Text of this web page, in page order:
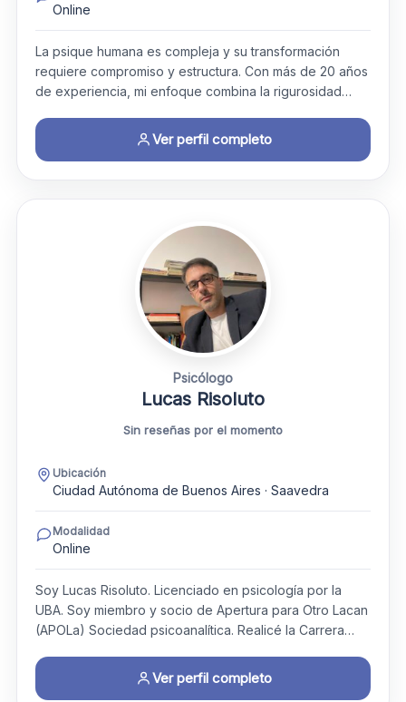
Online
La psique humana es compleja y su transformación
requiere compromiso y estructura. Con más de 20 años
de experiencia, mi enfoque combina la rigurosidad…
Ver perfil completo
Psicólogo
Lucas Risoluto
Sin reseñas por el momento
Ubicación
Ciudad Autónoma de Buenos Aires · Saavedra
Modalidad
Online
Soy Lucas Risoluto. Licenciado en psicología por la
UBA. Soy miembro y socio de Apertura para Otro Lacan
(APOLa) Sociedad psicoanalítica. Realicé la Carrera…
Ver perfil completo